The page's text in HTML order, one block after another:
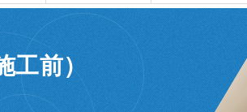
工前）